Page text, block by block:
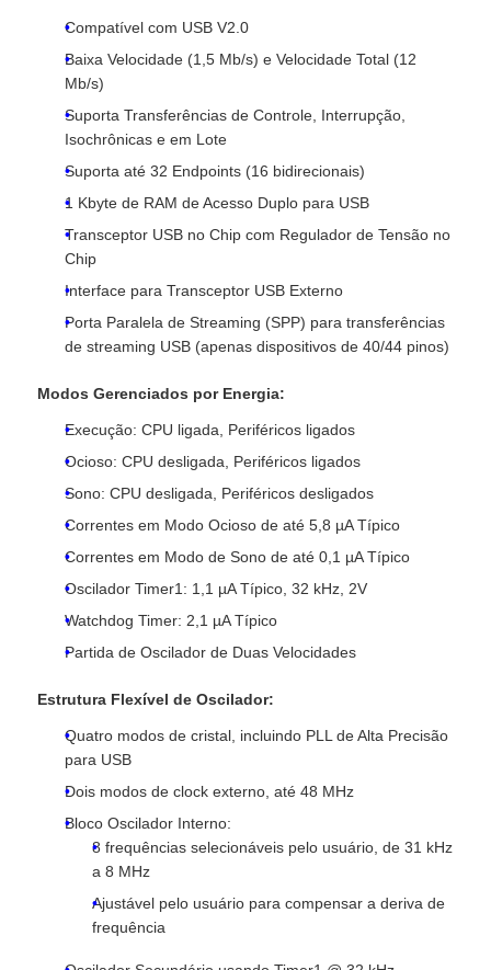
Sobre Nós
Visita à fábrica
Controle de Qualidade
Contacte-nos
Notícias
Unidade do microcontrolador de MCU
Sistema SOC em chip
CPLD PLD
Detector térmico infravermelho
Microplaqueta de DSP IC
Chip de memória da GOLE
Compatível com USB V2.0
Baixa Velocidade (1,5 Mb/s) e Velocidade Total (12
Mb/s)
Suporta Transferências de Controle, Interrupção,
Isochrônicas e em Lote
Suporta até 32 Endpoints (16 bidirecionais)
1 Kbyte de RAM de Acesso Duplo para USB
Transceptor USB no Chip com Regulador de Tensão no
Chip
Interface para Transceptor USB Externo
Porta Paralela de Streaming (SPP) para transferências
de streaming USB (apenas dispositivos de 40/44 pinos)
Modos Gerenciados por Energia:
Execução: CPU ligada, Periféricos ligados
Ocioso: CPU desligada, Periféricos ligados
Sono: CPU desligada, Periféricos desligados
Correntes em Modo Ocioso de até 5,8 µA Típico
Correntes em Modo de Sono de até 0,1 µA Típico
Oscilador Timer1: 1,1 µA Típico, 32 kHz, 2V
Watchdog Timer: 2,1 µA Típico
Partida de Oscilador de Duas Velocidades
Estrutura Flexível de Oscilador:
Quatro modos de cristal, incluindo PLL de Alta Precisão
para USB
Dois modos de clock externo, até 48 MHz
Bloco Oscilador Interno:
8 frequências selecionáveis pelo usuário, de 31 kHz
a 8 MHz
Ajustável pelo usuário para compensar a deriva de
frequência